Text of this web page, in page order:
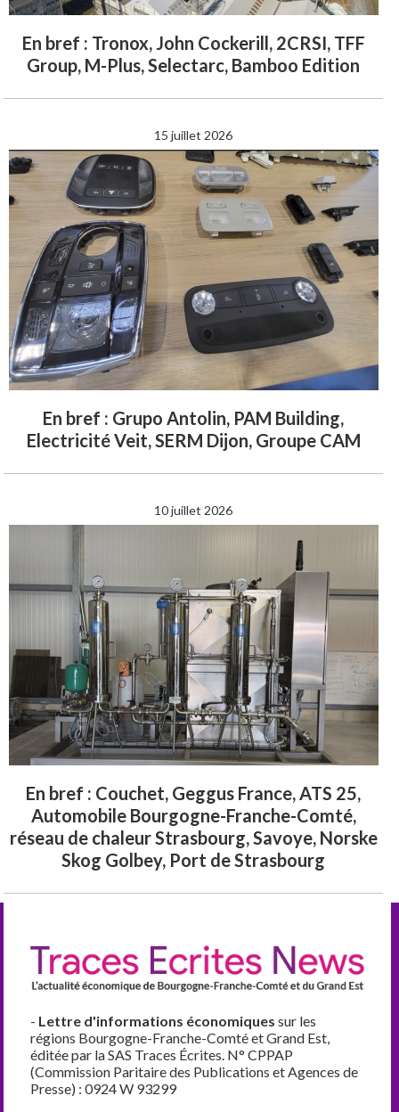
En bref : Tronox, John Cockerill, 2CRSI, TFF
Group, M-Plus, Selectarc, Bamboo Edition
15 juillet 2026
En bref : Grupo Antolin, PAM Building,
Electricité Veit, SERM Dijon, Groupe CAM
10 juillet 2026
En bref : Couchet, Geggus France, ATS 25,
Automobile Bourgogne-Franche-Comté,
réseau de chaleur Strasbourg, Savoye, Norske
Skog Golbey, Port de Strasbourg
- Lettre d'informations économiques sur les
régions Bourgogne-Franche-Comté et Grand Est,
éditée par la SAS Traces Écrites. N° CPPAP
(Commission Paritaire des Publications et Agences de
Presse) : 0924 W 93299